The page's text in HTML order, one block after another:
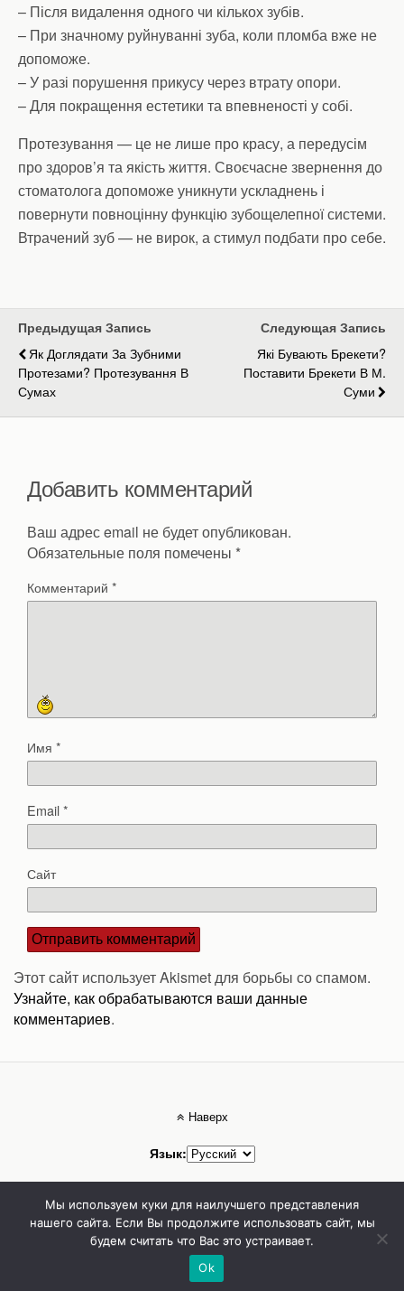
– Після видалення одного чи кількох зубів.
– При значному руйнуванні зуба, коли пломба вже не
допоможе.
– У разі порушення прикусу через втрату опори.
– Для покращення естетики та впевненості у собі.
Протезування — це не лише про красу, а передусім
про здоров’я та якість життя. Своєчасне звернення до
стоматолога допоможе уникнути ускладнень і
повернути повноцінну функцію зубощелепної системи.
Втрачений зуб — не вирок, а стимул подбати про себе.
Предыдущая Запись
Як Доглядати За Зубними
Протезами? Протезування В
Сумах
Следующая Запись
Які Бувають Брекети?
Поставити Брекети В М.
Суми
Добавить комментарий
Ваш адрес email не будет опубликован.
Обязательные поля помечены *
Комментарий *
Имя *
Email*
Сайт
Этот сайт использует Akismet для борьбы со спамом.
Узнайте, как обрабатываются ваши данные
комментариев.
Наверх
Язык:
Мобильн. Компьютерная
Стоматолог Сумы, стоматологические клиники Сумы, детская стоматология в
Сумах. | Частная стоматология Сумы
Мы используем куки для наилучшего представления
нашего сайта. Если Вы продолжите использовать сайт, мы
будем считать что Вас это устраивает.
Ok